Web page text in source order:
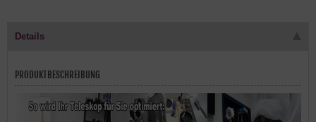
Details
PRODUKTBESCHREIBUNG